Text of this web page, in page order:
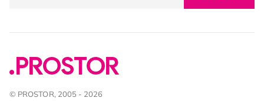
© PROSTOR, 2005 - 2026